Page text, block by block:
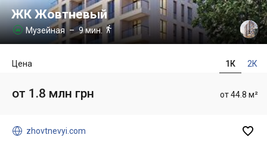
ЖК Жовтневый
 Музейная – 9 мин.
1К 2К
Цена
от 44.8 м²
от 1.8 млн грн
 zhovtnevyi.com 